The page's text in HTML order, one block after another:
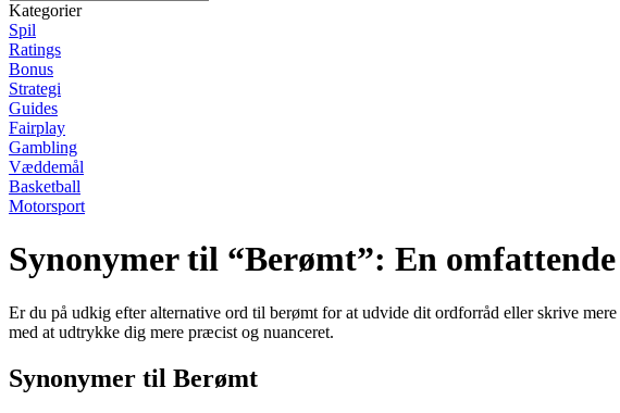
Kategorier
Spil
Ratings
Bonus
Strategi
Guides
Fairplay
Gambling
Væddemål
Basketball
Motorsport
Synonymer til “Berømt”: En
Er du på udkig efter alternative ord til berømt for at udvide dit ordforråd eller skrive
med at udtrykke dig mere præcist og nuanceret.
Synonymer til Berømt